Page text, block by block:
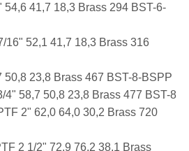
41,7 18,3 Brass 294 BST-6-
16" 52,1 41,7 18,3 Brass 316
50,8 23,8 Brass 467 BST-8-BSPP
4" 58,7 50,8 23,8 Brass 477 BST-8
2" 62,0 64,0 30,2 Brass 720
2 1/2" 72,9 76,2 38,1 Brass